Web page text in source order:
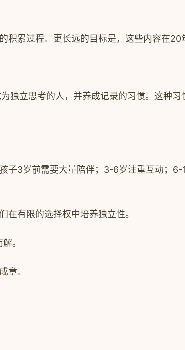
累过程。更长远的目标是，这些内容在20
立思考的人，并养成记录的习惯。这种习
子3岁前需要大量陪伴；3-6岁注重互动；6-
有限的选择权中培养独立性。
。
章。